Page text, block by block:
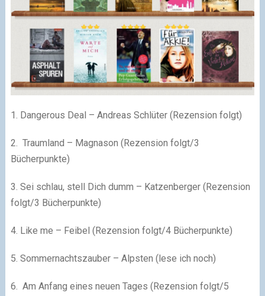
1. Dangerous Deal – Andreas Schlüter (Rezension folgt)
2. Traumland – Magnason (Rezension folgt/3
Bücherpunkte)
3. Sei schlau, stell Dich dumm – Katzenberger (Rezension
folgt/3 Bücherpunkte)
4. Like me – Feibel (Rezension folgt/4 Bücherpunkte)
5. Sommernachtszauber – Alpsten (lese ich noch)
6. Am Anfang eines neuen Tages (Rezension folgt/5